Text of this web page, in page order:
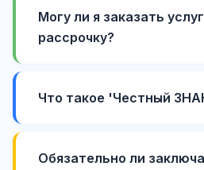
Могу ли я заказать
рассрочку?
Что такое 'Честный
Обязательно ли